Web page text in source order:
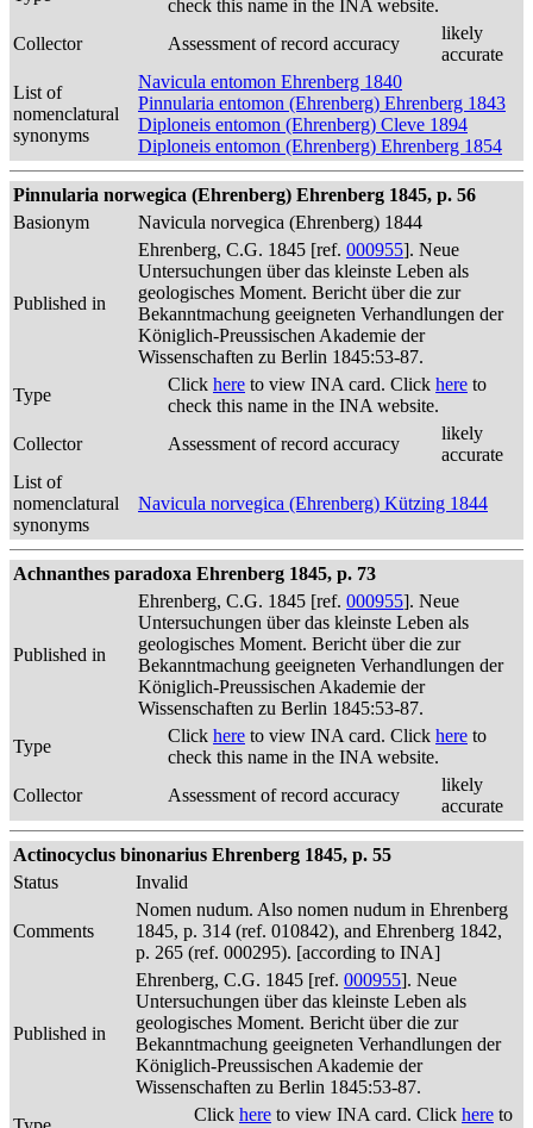
check this name in the INA website.
Collector
Assessment of record accuracy
likely
accurate
List of
nomenclatural
synonyms
Navicula entomon Ehrenberg 1840
Pinnularia entomon (Ehrenberg) Ehrenberg 1843
Diploneis entomon (Ehrenberg) Cleve 1894
Diploneis entomon (Ehrenberg) Ehrenberg 1854
Pinnularia norwegica (Ehrenberg) Ehrenberg 1845, p. 56
Basionym
Navicula norvegica (Ehrenberg) 1844
Published in
Ehrenberg, C.G. 1845 [ref. 000955]. Neue
Untersuchungen über das kleinste Leben als
geologisches Moment. Bericht über die zur
Bekanntmachung geeigneten Verhandlungen der
Königlich-Preussischen Akademie der
Wissenschaften zu Berlin 1845:53-87.
Type
Click here to view INA card. Click here to
check this name in the INA website.
Collector
Assessment of record accuracy
likely
accurate
List of
nomenclatural
synonyms
Navicula norvegica (Ehrenberg) Kützing 1844
Achnanthes paradoxa Ehrenberg 1845, p. 73
Published in
Ehrenberg, C.G. 1845 [ref. 000955]. Neue
Untersuchungen über das kleinste Leben als
geologisches Moment. Bericht über die zur
Bekanntmachung geeigneten Verhandlungen der
Königlich-Preussischen Akademie der
Wissenschaften zu Berlin 1845:53-87.
Type
Click here to view INA card. Click here to
check this name in the INA website.
Collector
Assessment of record accuracy
likely
accurate
Actinocyclus binonarius Ehrenberg 1845, p. 55
Status
Invalid
Comments
Nomen nudum. Also nomen nudum in Ehrenberg
1845, p. 314 (ref. 010842), and Ehrenberg 1842,
p. 265 (ref. 000295). [according to INA]
Published in
Ehrenberg, C.G. 1845 [ref. 000955]. Neue
Untersuchungen über das kleinste Leben als
geologisches Moment. Bericht über die zur
Bekanntmachung geeigneten Verhandlungen der
Königlich-Preussischen Akademie der
Wissenschaften zu Berlin 1845:53-87.
Click here to view INA card. Click here to